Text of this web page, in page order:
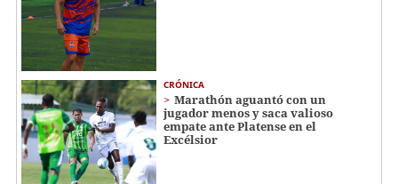
CRÓNICA
Marathón aguantó con un
jugador menos y saca valioso
empate ante Platense en el
Excélsior